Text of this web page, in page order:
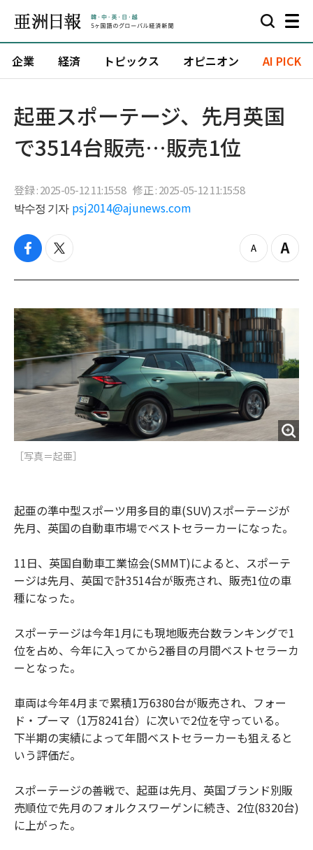
企業 経済 トピックス オピニオン AI PICK
起亜スポーテージ、先月英国
で3514台販売…販売1位
登録 : 2025-05-12 11:15:58 修正 : 2025-05-12 11:15:58
박수정 기자 psj2014@ajunews.com
f
c
b
o
o
k
t
i
t
e
r
z
o
o
u
t
Z
o
［写真＝起亜］
起亜の準中型スポーツ用多目的車(SUV)スポーテージが
先月、英国の自動車市場でベストセラーカーになった。
11日、英国自動車工業協会(SMMT)によると、スポーテ
ージは先月、英国で計3514台が販売され、販売1位の車
種になった。
スポーテージは今年1月にも現地販売台数ランキングで1
位を占め、今年に入ってから2番目の月間ベストセラーカ
ーとなった。
車両は今年4月まで累積1万6380台が販売され、フォー
ド・プーマ（1万8241台）に次いで2位を守っている。
下半期の実績によって年間ベストセラーカーも狙えると
いう評価だ。
スポーテージの善戦で、起亜は先月、英国ブランド別販
売順位で先月のフォルクスワーゲンに続き、2位(8320台)
に上がった。